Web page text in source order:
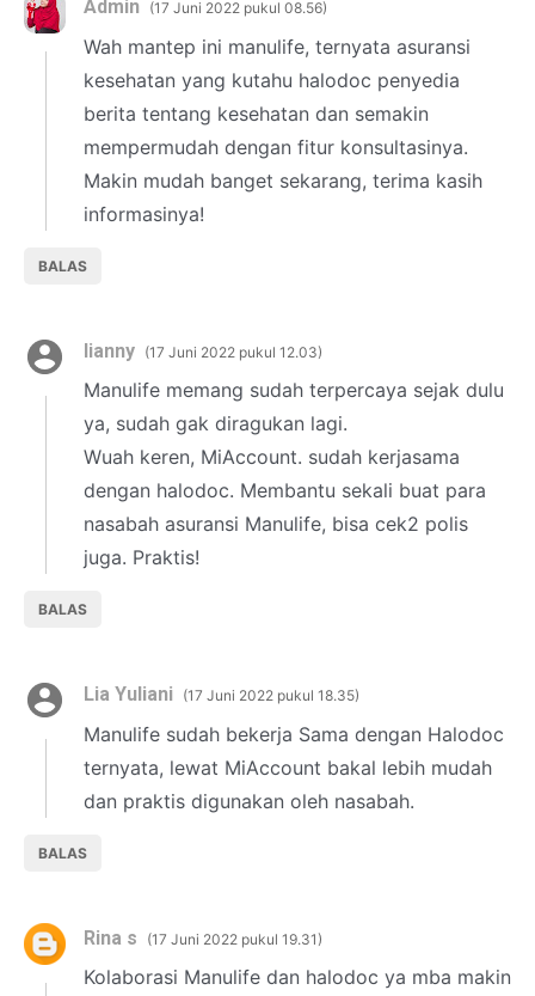
Admin 17 Juni 2022 pukul 08.56
Wah mantep ini manulife, ternyata asuransi
kesehatan yang kutahu halodoc penyedia
berita tentang kesehatan dan semakin
mempermudah dengan fitur konsultasinya.
Makin mudah banget sekarang, terima kasih
informasinya!
BALAS
lianny 17 Juni 2022 pukul 12.03
Manulife memang sudah terpercaya sejak dulu
ya, sudah gak diragukan lagi.
Wuah keren, MiAccount. sudah kerjasama
dengan halodoc. Membantu sekali buat para
nasabah asuransi Manulife, bisa cek2 polis
juga. Praktis!
BALAS
Lia Yuliani 17 Juni 2022 pukul 18.35
Manulife sudah bekerja Sama dengan Halodoc
ternyata, lewat MiAccount bakal lebih mudah
dan praktis digunakan oleh nasabah.
BALAS
Rina s 17 Juni 2022 pukul 19.31
Kolaborasi Manulife dan halodoc ya mba makin